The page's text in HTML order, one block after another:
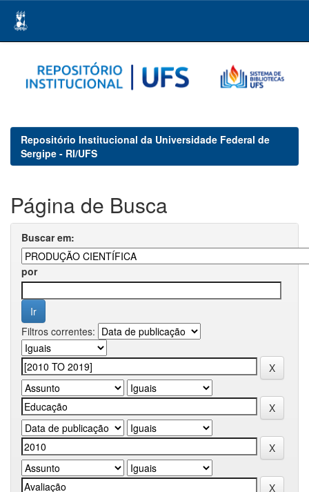
navigation
Repositório Institucional da Universidade Federal de
Sergipe - RI/UFS
Página de Busca
Buscar em:
por
Filtros correntes: